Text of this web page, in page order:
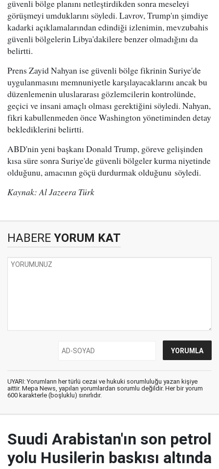
güvenli bölge planını netleştirdikden sonra meseleyi
görüşmeyi umduklarını söyledi. Lavrov, Trump'ın şimdiye
kadarki açıklamalarından edindiği izlenimin, mevzubahis
güvenli bölgelerin Libya'dakilere benzer olmadığını da
belirtti.
Prens Zayid Nahyan ise güvenli bölge fikrinin Suriye'de
uygulanmasını memnuniyetle karşılayacaklarını ancak bu
düzenlemenin uluslararası gözlemcilerin kontrolünde,
geçici ve insani amaçlı olması gerektiğini söyledi. Nahyan,
fikri kabullenmeden önce Washington yönetiminden detay
beklediklerini belirtti.
ABD'nin yeni başkanı Donald Trump, göreve gelişinden
kısa süre sonra Suriye'de güvenli bölgeler kurma niyetinde
olduğunu, amacının göçü durdurmak olduğunu söyledi.
Kaynak: Al Jazeera Türk
HABERE YORUM KAT
UYARI: Yorumların her türlü cezai ve hukuki sorumluluğu yazan kişiye
aittir. Mepa News, yapılan yorumlardan sorumlu değildir. Her bir yorum
600 karakterle (boşluklu) sınırlıdır.
Suudi Arabistan'ın son petrol
yolu Husilerin baskısı altında